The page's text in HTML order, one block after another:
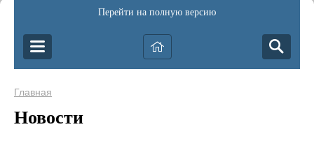
Перейти на полную версию
Главная
Новости